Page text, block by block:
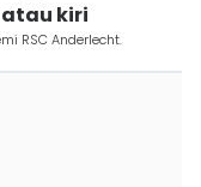
kiri
RSC Anderlecht.